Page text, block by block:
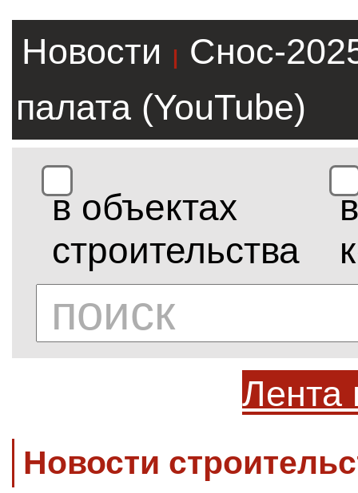
Новости |
Снос-
палата (YouTube)
в объектах
строительства
в
Лента
Новости